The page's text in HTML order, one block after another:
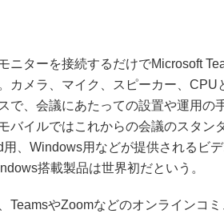
ニターを接続するだけでMicrosoft
カメラ、マイク、スピーカー、CPU
で、会議にあたっての設置や運用の
バイルではこれからの会議のスタン
、Windows用などが提供されるビ
搭載製品は世界初だという。
TeamsやZoomなどのオンラインコ